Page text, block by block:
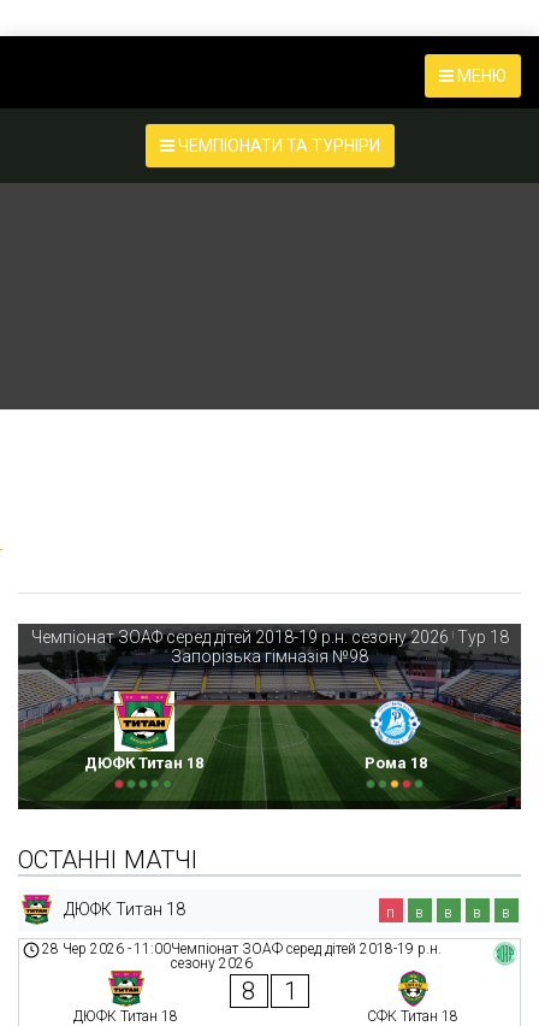
МЕНЮ
ЧЕМПІОНАТИ ТА ТУРНІРИ
Чемпіонат ЗОАФ серед дітей 2018-19 р.н. сезону 2026 | Тур 18
Запорізька гімназія №98
ДЮФК Титан 18 Рома 18
ОСТАННІ МАТЧІ
ДЮФК Титан 18 п в в в в
Чемпіонат ЗОАФ серед дітей 2018-19 р.н.
сезону 2026
28 Чер 2026 -11:00
ДЮФК Титан 18
8 1
СФК Титан 18